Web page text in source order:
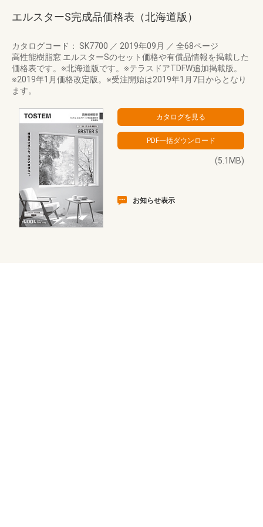
エルスターS完成品価格表（北海道版）
カタログコード： SK7700 ／ 2019年09月 ／ 全68ページ
高性能樹脂窓 エルスターSのセット価格や有償品情報を掲載した
価格表です。※北海道版です。※テラスドアTDFW追加掲載版。
※2019年1月価格改定版。※受注開始は2019年1月7日からとなり
ます。
(5.1MB)
お知らせ表示